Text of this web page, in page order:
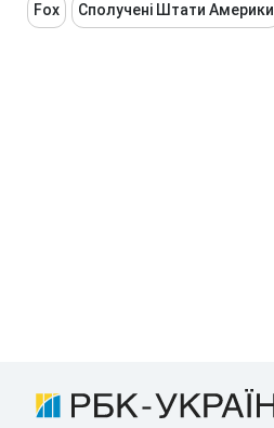
Fox Сполучені Штати Америки